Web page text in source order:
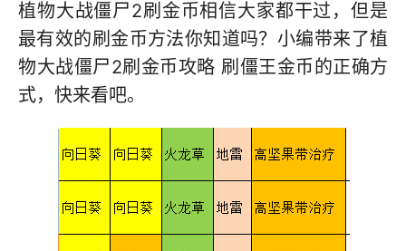
植物大战僵尸2刷金币相信大家都干过，但是
最有效的刷金币方法你知道吗？小编带来了植
物大战僵尸2刷金币攻略 刷僵王金币的正确方
式，快来看吧。